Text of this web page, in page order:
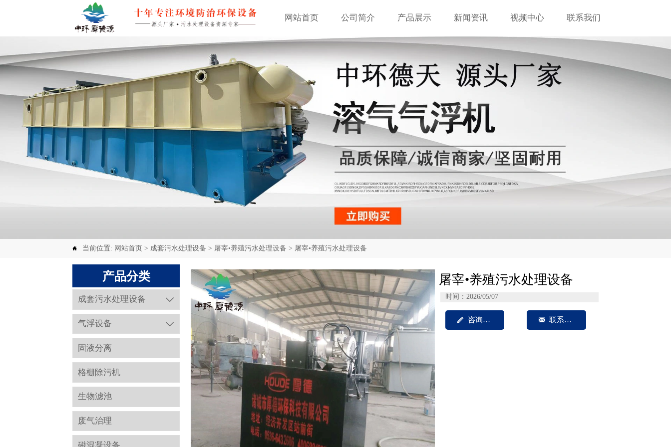
网站首页 公司简介 产品展示 新闻资讯 视频中心 联系我们
 当前位置: 网站首页 > 成套污水处理设备 > 屠宰•养殖污水处理设备 > 屠宰•养殖污水处理设备
产品分类
成套污水处理设备 
气浮设备 
固液分离
格栅除污机
生物滤池
废气治理
屠宰•养殖污水处理设备
时间：2026/05/07
 咨询我们  联系方式